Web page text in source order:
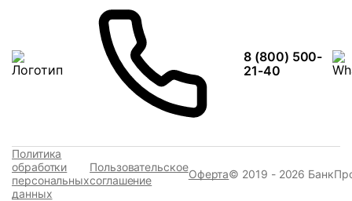
8 (800) 500-
21-40
Политика
обработки
персональных
данных
Пользовательское
соглашение
Оферта© 2019 - 2026